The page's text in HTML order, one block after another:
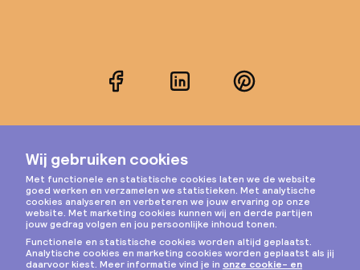
FacebookLinkedInPinterest
Instagram